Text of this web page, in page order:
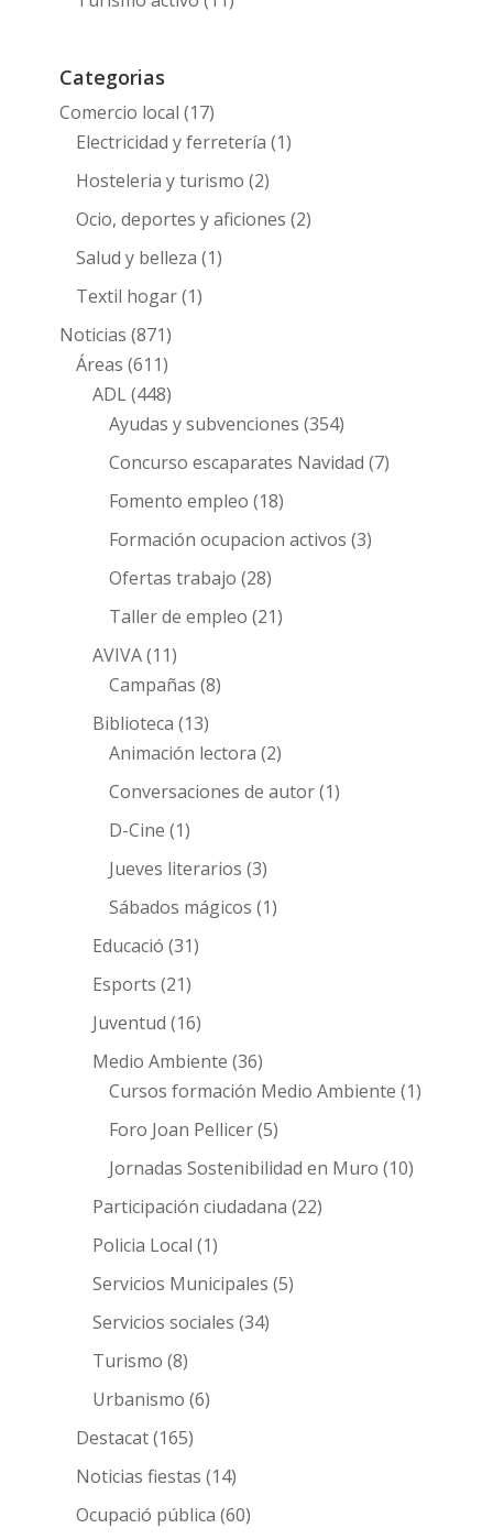
Categorias
Comercio local (17)
Electricidad y ferretería (1)
Hosteleria y turismo (2)
Ocio, deportes y aficiones (2)
Salud y belleza (1)
Textil hogar(1)
Noticias (871)
Áreas (611)
ADL(448)
Ayudas y subvenciones (354)
Concurso escaparates Navidad (7)
Fomento empleo (18)
Formación ocupacion activos (3)
Ofertas trabajo (28)
Taller de empleo (21)
AVIVA(11)
Campañas (8)
Biblioteca (13)
Animación lectora (2)
Conversaciones de autor(1)
D-Cine (1)
Jueves literarios (3)
Sábados mágicos (1)
Educació (31)
Esports (21)
Juventud (16)
Medio Ambiente (36)
Cursos formación Medio Ambiente (1)
Foro Joan Pellicer(5)
Jornadas Sostenibilidad en Muro (10)
Participación ciudadana (22)
Policia Local (1)
Servicios Municipales (5)
Servicios sociales (34)
Turismo (8)
Urbanismo (6)
Destacat(165)
Noticias fiestas (14)
Ocupació pública (60)